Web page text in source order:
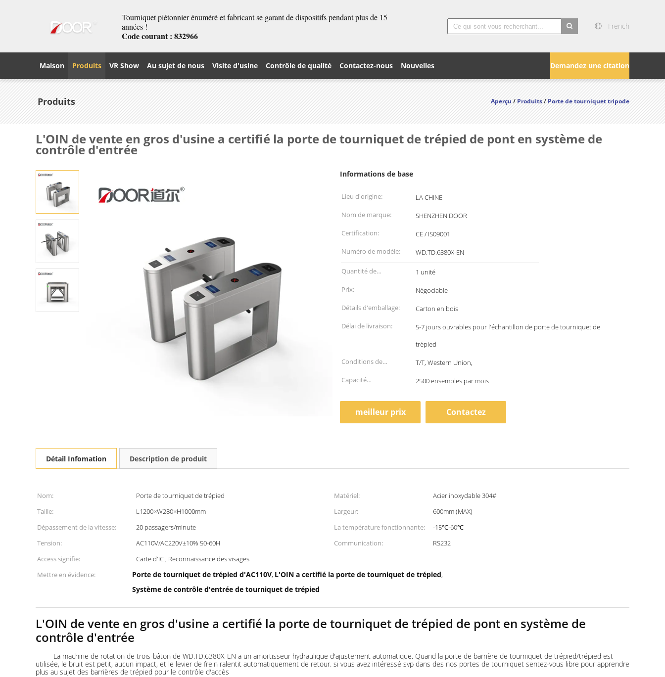
Tourniquet piétonnier énuméré et fabricant se garant de dispositifs pendant plus de 15
années !
Code courant : 832966
French
Demandez une citation
Maison Produits VR Show Au sujet de nous Visite d'usine Contrôle de qualité Contactez-nous Nouvelles
Produits Aperçu/Produits/Porte de tourniquet tripode
L'OIN de vente en gros d'usine a certifié la porte de tourniquet de trépied de pont en système de
contrôle d'entrée
Informations de base
Lieu d'origine:
LA CHINE
Nom de marque:
SHENZHEN DOOR
Certification:
CE / IS09001
Numéro de modèle:
WD.TD.6380X-EN
Quantité de
commande min:
1 unité
Prix:
Négociable
Détails d'emballage:
Carton en bois
Délai de livraison:
5-7 jours ouvrables pour l'échantillon de porte de tourniquet de
trépied
Conditions de
paiement:
T/T, Western Union,
Capacité
2500 ensembles par mois
meilleur prix Contactez
Détail Infomation Description de produit
Nom: Porte de tourniquet de trépied Matériel:
Acier inoxydable 304#
Taille:
L1200×W280×H1000mm Largeur:
600mm (MAX)
Dépassement de la vitesse:
20 passagers/minute La température fonctionnante:
-15℃-60℃
Tension:
AC110V/AC220V±10% 50-60H Communication:
RS232
Access signifie:
Carte d'IC ; Reconnaissance des visages
Mettre en évidence:
Porte de tourniquet de trépied d'AC110V, L'OIN a certifié la porte de tourniquet de trépied,
Système de contrôle d'entrée de tourniquet de trépied
L'OIN de vente en gros d'usine a certifié la porte de tourniquet de trépied de pont en système de
contrôle d'entrée
La machine de rotation de trois-bâton de WD.TD.6380X-EN a un amortisseur hydraulique d'ajustement automatique. Quand la porte de barrière de tourniquet de trépied/trépied est
utilisée, le bruit est petit, aucun impact, et le levier de frein ralentit automatiquement de retour. si vous avez intéressé svp dans des nos portes de tourniquet sentez-vous libre pour apprendre
plus au sujet des barrières de trépied pour le contrôle d'accès